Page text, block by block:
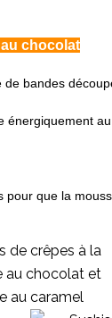
chocolat
bandes
que la